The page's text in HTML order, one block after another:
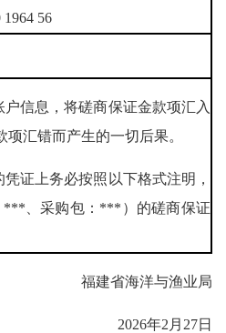
56
信息，将磋商保证金款项汇入
汇错而产生的一切后果。
证上务必按照以下格式注明，
***、采购包：***）的磋商保证
福建省海洋与渔业局
2026年2月27日